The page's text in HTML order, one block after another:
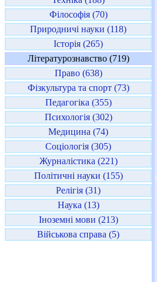
Філософія (70)
Природничі науки (118)
Історія (265)
Літературознавство (719)
Право (638)
Фізкультура та спорт (73)
Педагогіка (355)
Психологія (302)
Медицина (74)
Соціологія (305)
Журналістика (221)
Політичні науки (155)
Релігія (31)
Наука (13)
Іноземні мови (213)
Військова справа (5)